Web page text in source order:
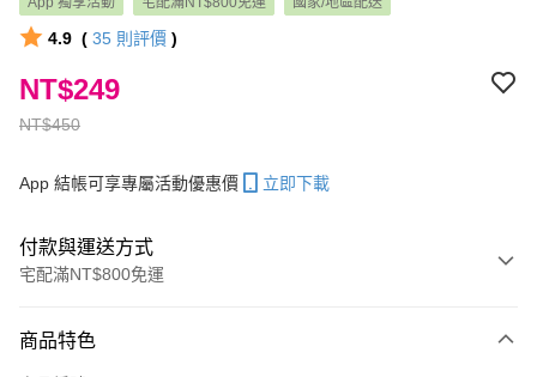
4.9 ( 35 則評價 )
NT$450
NT$249
App 結帳可享專屬活動優惠價 立即下載
付款與運送方式
宅配滿NT$800免運
信用卡一次付款
商品特色